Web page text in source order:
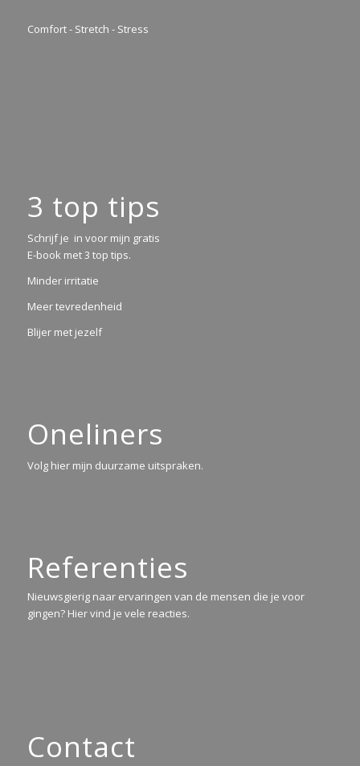
Comfort - Stretch - Stress
3 top tips
Schrijf je in voor mijn gratis
E-book met 3 top tips.
Minder irritatie
Meer tevredenheid
Blijer met jezelf
Oneliners
Volg hier mijn duurzame uitspraken.
Referenties
Nieuwsgierig naar ervaringen van de mensen die je voor
gingen? Hier vind je vele reacties.
Contact